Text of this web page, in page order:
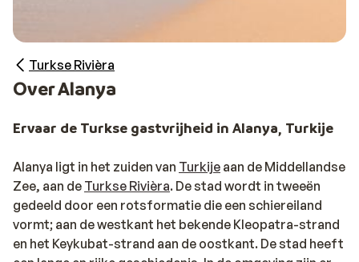
Turkse Rivièra
Over Alanya
Ervaar de Turkse gastvrijheid in Alanya, Turkije
Alanya ligt in het zuiden van Turkije aan de Middellandse
Zee, aan de Turkse Rivièra. De stad wordt in tweeën
gedeeld door een rotsformatie die een schiereiland
vormt; aan de westkant het bekende Kleopatra-strand
en het Keykubat-strand aan de oostkant. De stad heeft